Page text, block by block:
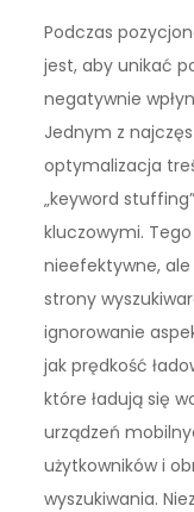
Podczas
jest, aby unikać
negatywnie
Jednym z
optymalizacja
„keyword
kluczowymi.
nieefektywne,
strony
ignorowanie
jak prędkość
które ładują się
urządzeń
użytkowników i
wyszukiwania.